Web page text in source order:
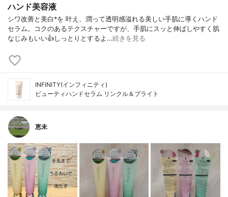
ハンド美容液
シワ改善と美白*を 叶え、潤って透明感溢れる美しい手肌に導くハンド
セラム。コクのあるテクスチャーですが、手肌にスッと伸ばしやすく肌
なじみもいい👍しっとりとするよ…続きを見る
INFINITY(インフィニティ)
ビューティハンドセラム リンクル＆ブライト
恵未